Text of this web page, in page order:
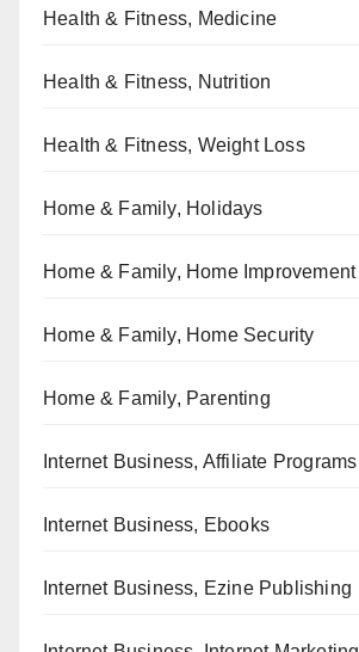
Health & Fitness, Medicine
Health & Fitness, Nutrition
Health & Fitness, Weight Loss
Home & Family, Holidays
Home & Family, Home Improvement
Home & Family, Home Security
Home & Family, Parenting
Internet Business, Affiliate Programs
Internet Business, Ebooks
Internet Business, Ezine Publishing